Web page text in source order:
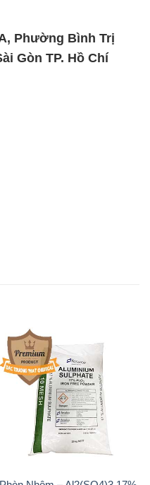
Sodium Benzoate – Mốc Bột
Kalama Food Grade Mỹ Usa